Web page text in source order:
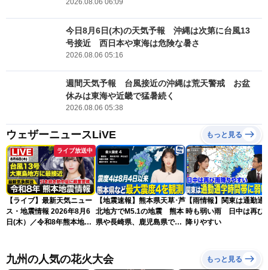
2026.08.06 06:09
今日8月6日(木)の天気予報 沖縄は次第に台風13
号接近 西日本や東海は危険な暑さ
2026.08.06 05:16
週間天気予報 台風接近の沖縄は荒天警戒 お盆
休みは東海や近畿で猛暑続く
2026.08.06 05:38
ウェザーニュースLiVE もっと見る
ライブ放送中
【ライブ】最新天気ニュー
ス・地震情報 2026年8月6
日(木）／令和8年熊本地震
戒 〈ウェザーニュースLiVE
コーヒータイム・魚住茉由
【地震速報】熊本県天草･芦
北地方でM5.1の地震 熊本
県や長崎県、鹿児島県で震
【雨情報】関東は通勤通
時も弱い雨 日中は再び
降りやすい
九州の人気の花火大会 もっと見る